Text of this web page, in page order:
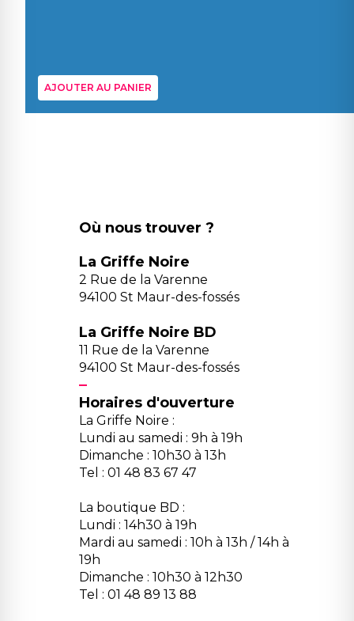
AJOUTER AU PANIER
Où nous trouver ?
La Griffe Noire
2 Rue de la Varenne
94100 St Maur-des-fossés
La Griffe Noire BD
11 Rue de la Varenne
94100 St Maur-des-fossés
Horaires d'ouverture
La Griffe Noire :
Lundi au samedi : 9h à 19h
Dimanche : 10h30 à 13h
Tel : 01 48 83 67 47
La boutique BD :
Lundi : 14h30 à 19h
Mardi au samedi : 10h à 13h / 14h à
19h
Dimanche : 10h30 à 12h30
Tel : 01 48 89 13 88